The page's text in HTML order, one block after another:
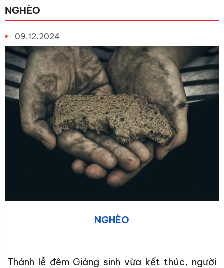
NGHÈO
09.12.2024
NGHÈO
Thánh lễ đêm Giáng sinh vừa kết thúc, người